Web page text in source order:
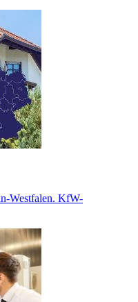
Westfalen. KfW-